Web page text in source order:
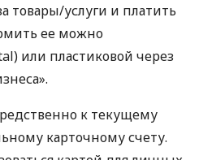
товары/услуги и платить
ее можно
или пластиковой через
к текущему
карточному счету.